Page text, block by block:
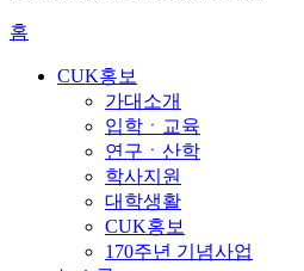
홈
CUK홍보
가대소개
입학ㆍ교육
연구ㆍ산학
학사지원
대학생활
CUK홍보
170주년 기념사업